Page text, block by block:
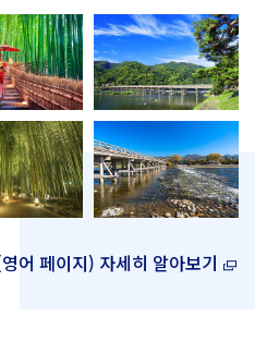
어 페이지) 자세히 알아보기